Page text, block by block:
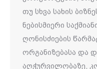
თუ სხვა სახის
ნებისმიერი
ღონისძიების
ორგანიზებასა და
აღჭურვილობაზე,